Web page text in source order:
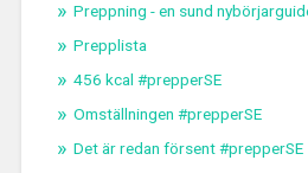
Preppning - en sund
Prepplista
456 kcal #prepperSE
Omställningen #prepperSE
Det är redan försent #prepperSE